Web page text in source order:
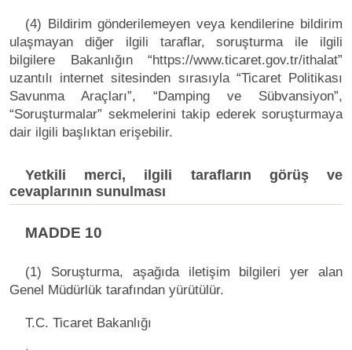
(4) Bildirim gönderilemeyen veya kendilerine bildirim
ulaşmayan diğer ilgili taraflar, soruşturma ile ilgili
bilgilere Bakanlığın “https://www.ticaret.gov.tr/ithalat”
uzantılı internet sitesinden sırasıyla “Ticaret Politikası
Savunma Araçları”, “Damping ve Sübvansiyon”,
“Soruşturmalar” sekmelerini takip ederek soruşturmaya
dair ilgili başlıktan erişebilir.
Yetkili merci, ilgili tarafların görüş ve
cevaplarının sunulması
MADDE 10
(1) Soruşturma, aşağıda iletişim bilgileri yer alan
Genel Müdürlük tarafından yürütülür.
T.C. Ticaret Bakanlığı